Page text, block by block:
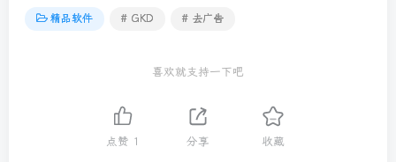
精品软件 # GKD # 去广告
喜欢就支持一下吧
点赞 1 分享 收藏